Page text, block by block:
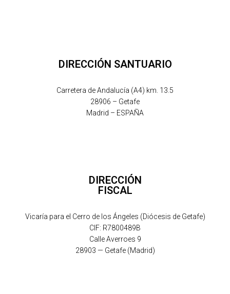
DIRECCIÓN SANTUARIO
Carretera de Andalucía (A4) km. 13.5
28906 – Getafe
Madrid – ESPAÑA
DIRECCIÓN
FISCAL
Vicaría para el Cerro de los Ángeles (Diócesis de Getafe)
CIF: R7800489B
Calle Averroes 9
28903 — Getafe (Madrid)